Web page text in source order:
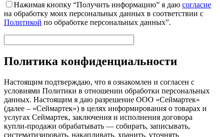
Нажимая кнопку “Получить информацию” я даю согласие
на обработку моих персональных данных в соответствии с
Политикой по обработке персональных данных”.
Политика конфиденциальности
Настоящим подтверждаю, что я ознакомлен и согласен с
условиями Политики в отношении обработки персональных
данных. Настоящим я даю разрешение ООО «Сеймартек»
(далее – «Сеймартек») в целях информирования о товарах и
услугах Сеймартек, заключения и исполнения договора
купли-продажи обрабатывать — собирать, записывать,
систематизировать, накапливать, хранить, уточнять